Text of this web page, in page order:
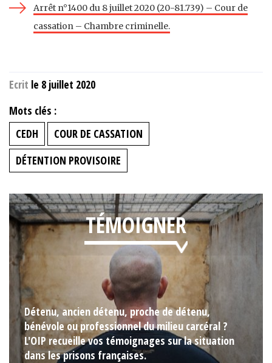
Arrêt n°1400 du 8 juillet 2020 (20-81.739) – Cour de
cassation – Chambre criminelle.
Ecrit le 8 juillet 2020
Mots clés :
CEDH
COUR DE CASSATION
DÉTENTION PROVISOIRE
TÉMOIGNER
Détenu, ancien détenu, proche de détenu,
bénévole ou professionnel du milieu carcéral ?
L'OIP recueille vos témoignages sur la situation
dans les prisons françaises.